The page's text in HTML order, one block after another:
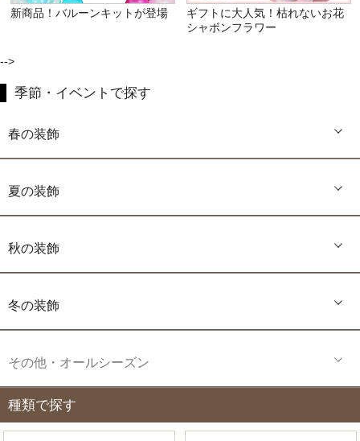
新商品！バルーンキットが登場
ギフトに大人気！枯れないお花
シャボンフラワー
-->
季節・イベントで探す
春の装飾
夏の装飾
秋の装飾
冬の装飾
その他・オールシーズン
種類で探す